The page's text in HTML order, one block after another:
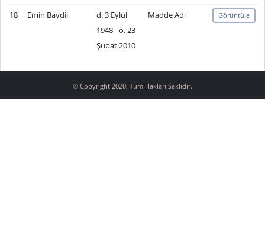
18 Emin Baydil
d. 3 Eylül
1948 - ö. 23
Şubat 2010
Madde Adı Görüntüle
© Copyright 2020. Tüm Hakları Saklıdır.